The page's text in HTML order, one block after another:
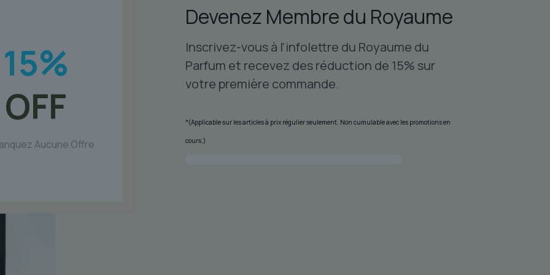
page
du
produit
15%
OFF
Aucune Offre
Devenez Membre du Royaume
Inscrivez-vous à l'infolettre du Royaume du
Parfum et recevez des réduction de 15% sur
votre première commande.
*(Applicable sur les articles à prix régulier seulement. Non cumulable avec les promotions en
cours.)